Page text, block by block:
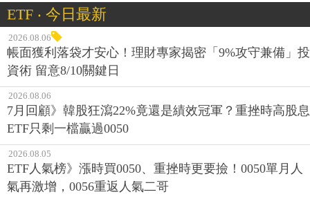
ETF ‧ 今日最新
2026.08.06
帳面獲利落袋才安心！理財專家揭密「9%攻守兼備」投
資術 留意8/10關鍵日
2026.08.06
7月回顧》韓股狂瀉22%竟還是績效冠軍？重挫時高股息
ETF只剩一檔贏過0050
2026.08.05
ETF人氣榜》漲時買0050、重挫時更要撿！0050單月人
氣再激增，0056重返人氣二哥